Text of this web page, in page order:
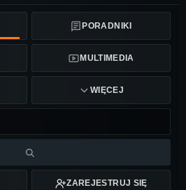
PORADNIKI
MULTIMEDIA
WIĘCEJ
ZAREJESTRUJ SIĘ